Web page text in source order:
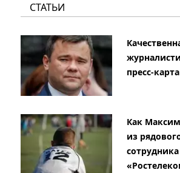
СТАТЬИ
пресс-
Как
из
сотрудника